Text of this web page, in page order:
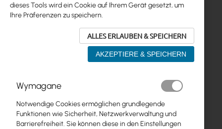
Zum
der
Bildgalerie
springen
dieses Tools wird ein Cookie auf Ihrem Gerät gesetzt, um
Ihre Präferenzen zu speichern.
ALLES ERLAUBEN & SPEICHERN
AKZEPTIERE & SPEICHERN
Wymagane
Notwendige Cookies ermöglichen grundlegende
Funktionen wie Sicherheit, Netzwerkverwaltung und
Barrierefreiheit. Sie können diese in den Einstellungen